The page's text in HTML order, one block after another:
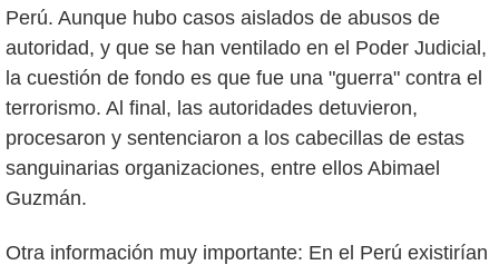
Perú. Aunque hubo casos aislados de abusos de
autoridad, y que se han ventilado en el Poder Judicial,
la cuestión de fondo es que fue una "guerra" contra el
terrorismo. Al final, las autoridades detuvieron,
procesaron y sentenciaron a los cabecillas de estas
sanguinarias organizaciones, entre ellos Abimael
Guzmán.
Otra información muy importante: En el Perú existirían